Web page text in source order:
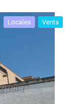
Locales Venta